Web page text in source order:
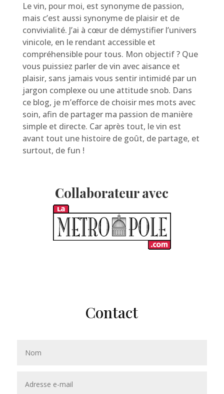
Le vin, pour moi, est synonyme de passion,
mais c’est aussi synonyme de plaisir et de
convivialité. J’ai à cœur de démystifier l’univers
vinicole, en le rendant accessible et
compréhensible pour tous. Mon objectif ? Que
vous puissiez parler de vin avec aisance et
plaisir, sans jamais vous sentir intimidé par un
jargon complexe ou une attitude snob. Dans
ce blog, je m’efforce de choisir mes mots avec
soin, afin de partager ma passion de manière
simple et directe. Car après tout, le vin est
avant tout une histoire de goût, de partage, et
surtout, de fun !
Collaborateur avec
Contact